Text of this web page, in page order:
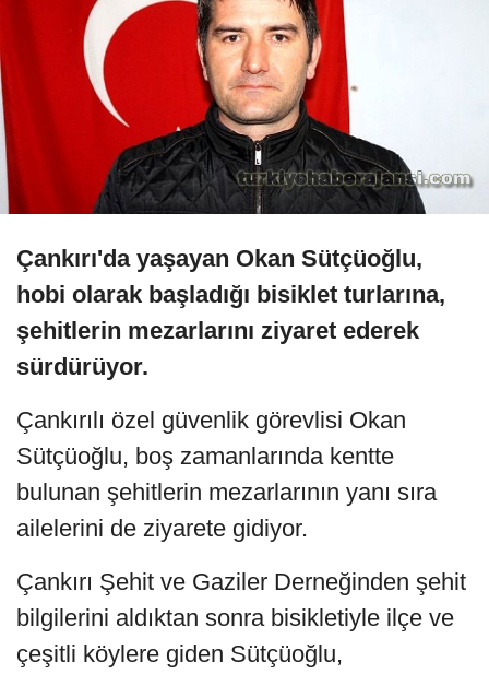
Çankırı'da yaşayan Okan Sütçüoğlu,
hobi olarak başladığı bisiklet turlarına,
şehitlerin mezarlarını ziyaret ederek
sürdürüyor.
Çankırılı özel güvenlik görevlisi Okan
Sütçüoğlu, boş zamanlarında kentte
bulunan şehitlerin mezarlarının yanı sıra
ailelerini de ziyarete gidiyor.
Çankırı Şehit ve Gaziler Derneğinden şehit
bilgilerini aldıktan sonra bisikletiyle ilçe ve
çeşitli köylere giden Sütçüoğlu,